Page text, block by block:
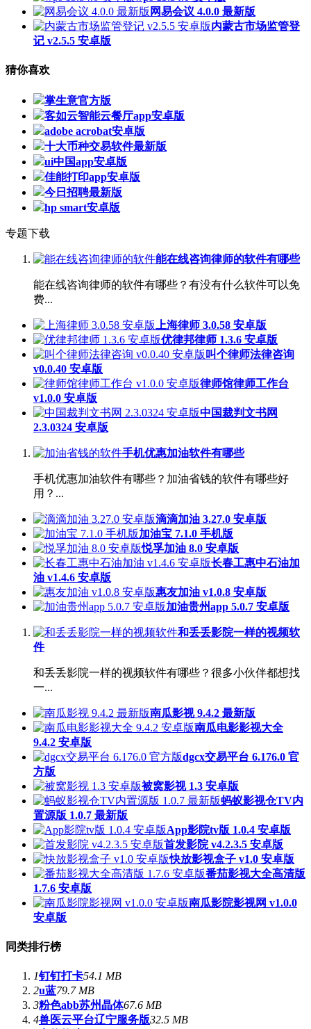
网易会议 4.0.0 最新版
内蒙古市场监管登
记 v2.5.5 安卓版
猜你喜欢
掌生意官方版
客如云智能云餐厅app安卓版
adobe acrobat安卓版
十大币种交易软件最新版
ui中国app安卓版
佳能打印app安卓版
今日招聘最新版
hp smart安卓版
专题下载
能在线咨询律师的软件有哪些
能在线咨询律师的软件有哪些？有没有什么软件可以免
费...
上海律师 3.0.58 安卓版
优律邦律师 1.3.6 安卓版
叫个律师法律咨询
v0.0.40 安卓版
律师馆律师工作台
v1.0.0 安卓版
中国裁判文书网
2.3.0324 安卓版
手机优惠加油软件有哪些
手机优惠加油软件有哪些？加油省钱的软件有哪些好
用？...
滴滴加油 3.27.0 安卓版
加油宝 7.1.0 手机版
悦孚加油 8.0 安卓版
长春工惠中石油加
油 v1.4.6 安卓版
惠友加油 v1.0.8 安卓版
加油贵州app 5.0.7 安卓版
和丢丢影院一样的视频软
件
和丢丢影院一样的视频软件有哪些？很多小伙伴都想找
一...
南瓜影视 9.4.2 最新版
南瓜电影影视大全
9.4.2 安卓版
dgcx交易平台 6.176.0 官
方版
被窝影视 1.3 安卓版
蚂蚁影视仓TV内
置源版 1.0.7 最新版
App影院tv版 1.0.4 安卓版
首发影院 v4.2.3.5 安卓版
快放影视盒子 v1.0 安卓版
番茄影视大全高清版
1.7.6 安卓版
南瓜影院影视网 v1.0.0
安卓版
同类排行榜
1钉钉打卡54.1 MB
2u蓝79.7 MB
3粉色abb苏州晶体67.6 MB
4兽医云平台辽宁服务版32.5 MB